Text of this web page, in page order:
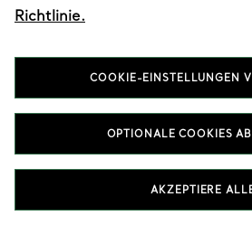
mit Süßwasserperlen
MEHR ANSEHEN
Wird angezeigt 1 - 60
Richtlinie.
COOKIE-EINSTELLUNGEN
OPTIONALE COOKIES
AKZEPTIERE